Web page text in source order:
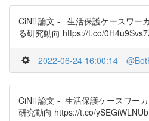
CiNii 論文 - 生活保護ケースワー
る研究動向 https://t.co/
2022-06-24 16:00:14
CiNii 論文 - 生活保護ケースワー
研究動向 https://t.co/